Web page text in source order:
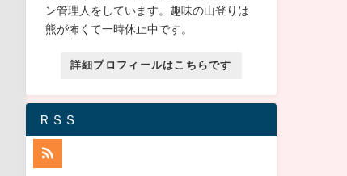
ン管理人をしています。趣味の山登りは
熊が怖くて一時休止中です。
詳細プロフィールはこちらです
ＲＳＳ